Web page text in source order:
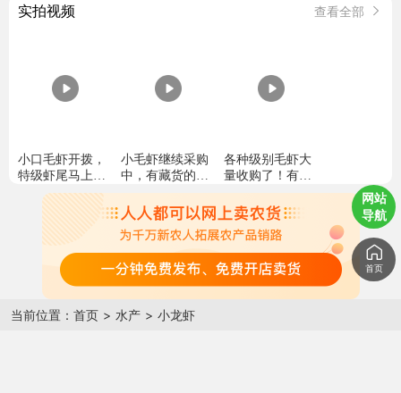
实拍视频 查看全部
小口毛虾开拨，
特级虾尾马上就
来了，自给自
小毛虾继续采购
中，有藏货的老
板可以出手了，
目前这个价格已
经很高了，再涨
虾仁也卖不动都
要崩了
各种级别毛虾大
量收购了！有诚
心出售的老板联
系我！[握手][握
手]
当前位置： 首页 > 水产 > 小龙虾
网站
导航
首页